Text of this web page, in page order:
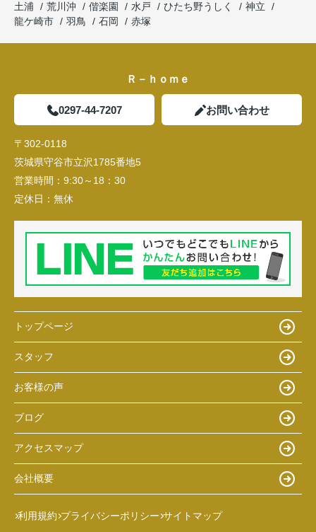
土浦
荒川沖 偕楽園 水戸 ひたち野うしく
神立
龍ケ崎市
羽鳥 石岡 赤塚
Ｒ－ｈｏｍｅ
0297-44-7207 お問い合わせ
〒302-0118
茨城県守谷市立沢1785番地5
営業時間： 9:30～18：30
定休日： 無休
トップページ
スタッフ
お客様の声
ブログ
アクセスマップ
会社概要
利用規約 プライバシーポリシー サイトマップ